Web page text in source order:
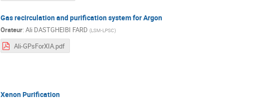
Gas recirculation and purification system for Argon
Orateur: Ali DASTGHEIBI FARD (LSM-LPSC)
Ali-GPsForXIA.pdf
Xenon Purification